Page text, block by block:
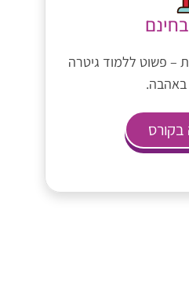
– פשוט ללמוד גיטרה
בקורס